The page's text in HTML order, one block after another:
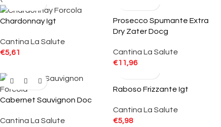
Chardonnay Igt
Cantina La Salute
€5,61
Prosecco Spumante Extra
Dry Zater Docg
Cantina La Salute
€11,96
Cabernet Sauvignon Doc
Cantina La Salute
Raboso Frizzante Igt
Cantina La Salute
€5,98